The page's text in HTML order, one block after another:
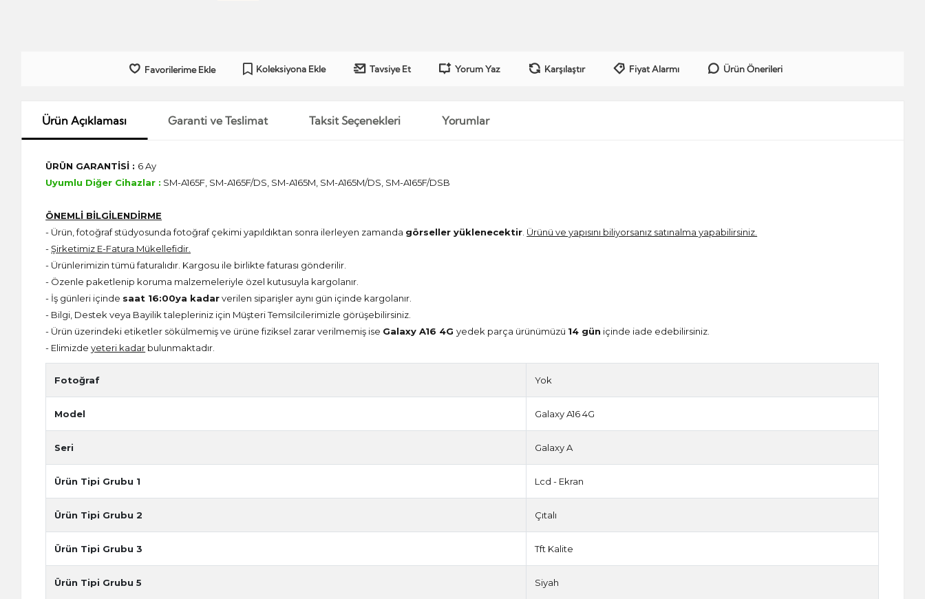
Favorilerime Ekle Koleksiyona Ekle Tavsiye Et Yorum Yaz Karşılaştır Fiyat Alarmı Ürün Önerileri
Ürün Açıklaması Garanti ve Teslimat Taksit Seçenekleri Yorumlar
ÜRÜN GARANTİSİ : 6 Ay
Uyumlu Diğer Cihazlar : SM-A165F, SM-A165F/DS, SM-A165M, SM-A165M/DS, SM-A165F/DSB
ÖNEMLİ BİLGİLENDİRME
- Ürün, fotoğraf stüdyosunda fotoğraf çekimi yapıldıktan sonra ilerleyen zamanda görseller yüklenecektir. Ürünü ve yapısını biliyorsanız satınalma yapabilirsiniz.
-Şirketimiz E-Fatura Mükellefidir.
- Ürünlerimizin tümü faturalıdır. Kargosu ile birlikte faturası gönderilir.
- Özenle paketlenip koruma malzemeleriyle özel kutusuyla kargolanır.
- İş günleri içinde saat 16:00ya kadarverilen siparişler aynı gün içinde kargolanır.
- Bilgi, Destek veya Bayilik talepleriniz için Müşteri Temsilcilerimizle görüşebilirsiniz.
- Ürün üzerindeki etiketler sökülmemiş ve ürüne fiziksel zarar verilmemiş ise Galaxy A16 4Gyedek parça ürünümüzü 14 gün içinde iade edebilirsiniz.
- Elimizdeyeteri kadar bulunmaktadır.
Fotoğraf Yok
Model Galaxy A16 4G
Seri Galaxy A
Ürün Tipi Grubu 1 Lcd - Ekran
Ürün Tipi Grubu 2 Çıtalı
Ürün Tipi Grubu 3 Tft Kalite
Ürün Tipi Grubu 5 Siyah